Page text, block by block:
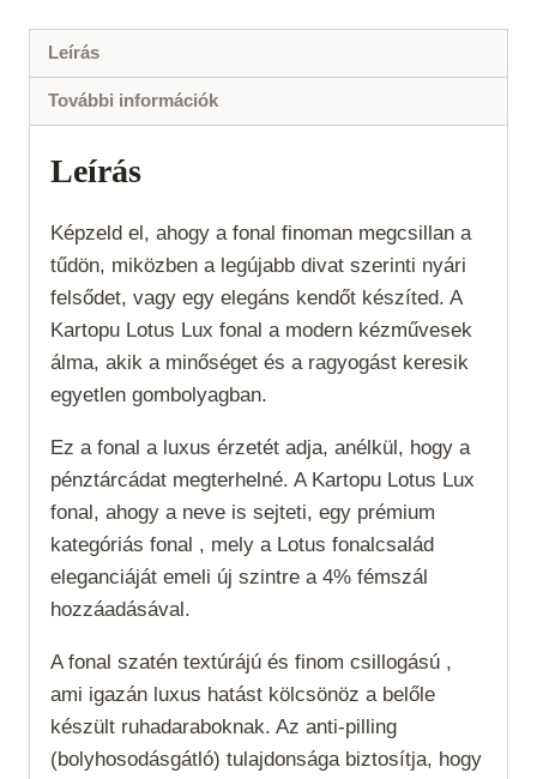
Krém
Leírás
További információk
Leírás
Képzeld el, ahogy a fonal finoman megcsillan a
tűdön, miközben a legújabb divat szerinti nyári
felsődet, vagy egy elegáns kendőt készíted. A
Kartopu Lotus Lux fonal a modern kézművesek
álma, akik a minőséget és a ragyogást keresik
egyetlen gombolyagban.
Ez a fonal a luxus érzetét adja, anélkül, hogy a
pénztárcádat megterhelné. A Kartopu Lotus Lux
fonal, ahogy a neve is sejteti, egy prémium
kategóriás fonal , mely a Lotus fonalcsalád
eleganciáját emeli új szintre a 4% fémszál
hozzáadásával.
A fonal szatén textúrájú és finom csillogású ,
ami igazán luxus hatást kölcsönöz a belőle
készült ruhadaraboknak. Az anti-pilling
(bolyhosodásgátló) tulajdonsága biztosítja, hogy